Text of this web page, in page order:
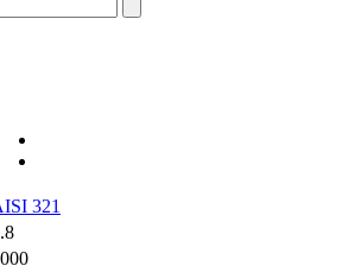
321